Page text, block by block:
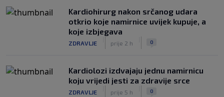
Kardiohirurg nakon srčanog udara
otkrio koje namirnice uvijek kupuje, a
koje izbjegava
ZDRAVLJE prije 2 h 0
Kardiolozi izdvajaju jednu namirnicu
koju vrijedi jesti za zdravije srce
ZDRAVLJE prije 5 h 0